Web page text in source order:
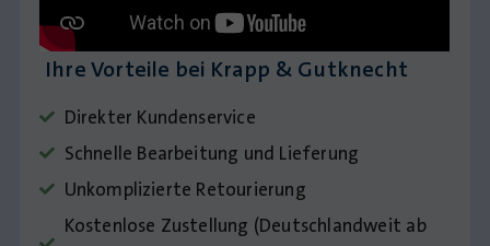
Ihre Vorteile bei Krapp & Gutknecht
Direkter Kundenservice
Schnelle Bearbeitung und Lieferung
Unkomplizierte Retourierung
Kostenlose Zustellung (Deutschlandweit ab